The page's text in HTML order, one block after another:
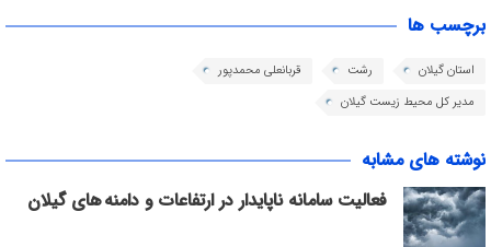
برچسب ها
استان گیلان رشت
قربانعلی محمدپور
مدیر کل محیط زیست گیلان
نوشته های مشابه
فعالیت سامانه ناپایدار در ارتفاعات و دامنه های گیلان